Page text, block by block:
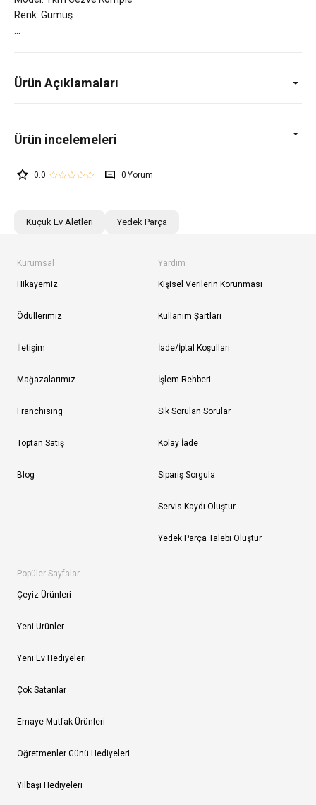
Renk: Gümüş
Ürün Açıklamaları
0.0 0
Küçük Ev Aletleri Yedek Parça
Kurumsal
Hikayemiz
Ödüllerimiz
İletişim
Mağazalarımız
Franchising
Toptan Satış
Blog
Yardım
Kişisel Verilerin Korunması
Kullanım Şartları
İade/İptal Koşulları
İşlem Rehberi
Sık Sorulan Sorular
Kolay İade
Sipariş Sorgula
Servis Kaydı Oluştur
Yedek Parça Talebi Oluştur
Popüler Sayfalar
Çeyiz Ürünleri
Yeni Ürünler
Yeni Ev Hediyeleri
Çok Satanlar
Emaye Mutfak Ürünleri
Öğretmenler Günü Hediyeleri
Yılbaşı Hediyeleri